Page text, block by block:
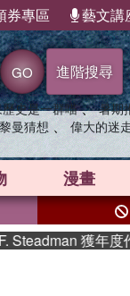
券專區 藝文講
GO 進階搜尋
史是一群喵 、 暑期
曼猜想 、 偉大的迷
漫畫
獲年度